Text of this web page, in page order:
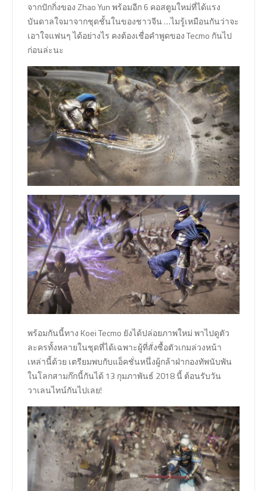
จากปักกิ่งของ Zhao Yun พร้อมอีก 6 คอสตูมใหม่ที่ได้แรง
บันดาลใจมาจากชุดชั้นในของชาวจีน …ไมรู้เหมือนกันว่าจะ
เอาใจแฟนๆ ได้อย่างไร คงต้องเชื่อคำพูดของ Tecmo กันไป
ก่อนล่ะนะ
พร้อมกันนี้ทาง Koei Tecmo ยังได้ปล่อยภาพใหม่ พาไปดูตัว
ละครทั้งหลายในชุดที่ได้เฉพาะผู้ที่สั่งซื้อตัวเกมล่วงหน้า
เหล่านี้ด้วย เตรียมพบกับแอ็คชั่นหนึ่งผู้กล้าฝ่ากองทัพนับพัน
ในโลกสามก๊กนี้กันได้ 13 กุมภาพันธ์ 2018 นี้ ต้อนรับวัน
วาเลนไทน์กันไปเลย!